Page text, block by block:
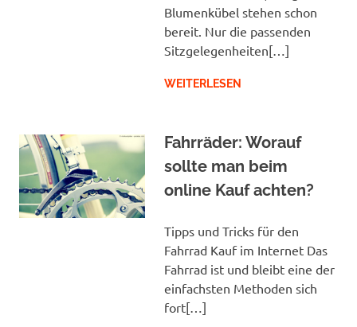
Blumenkübel stehen schon
bereit. Nur die passenden
Sitzgelegenheiten[…]
WEITERLESEN
Fahrräder: Worauf
sollte man beim
online Kauf achten?
Tipps und Tricks für den
Fahrrad Kauf im Internet Das
Fahrrad ist und bleibt eine der
einfachsten Methoden sich
fort[…]